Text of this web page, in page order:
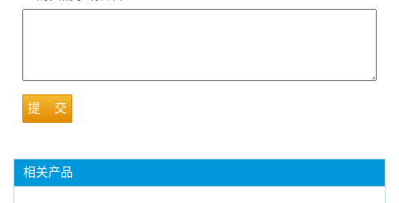
提 交
相关产品